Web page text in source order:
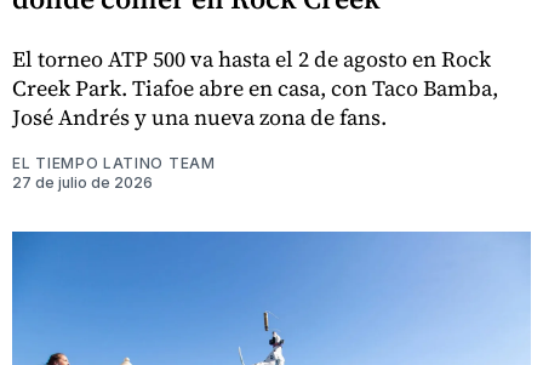
El torneo ATP 500 va hasta el 2 de agosto en Rock
Creek Park. Tiafoe abre en casa, con Taco Bamba,
José Andrés y una nueva zona de fans.
EL TIEMPO LATINO TEAM
27 de julio de 2026